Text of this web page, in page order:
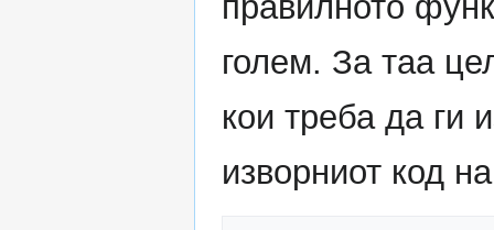
голем. За таа
кои треба да ги
изворниот код